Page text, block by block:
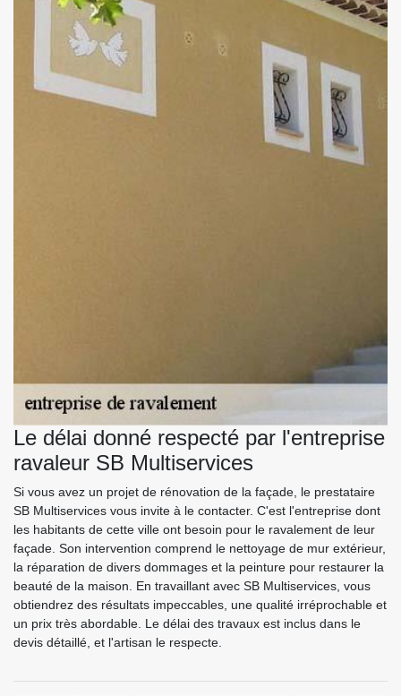
Le délai donné respecté par l'entreprise
ravaleur SB Multiservices
Si vous avez un projet de rénovation de la façade, le prestataire
SB Multiservices vous invite à le contacter. C'est l'entreprise dont
les habitants de cette ville ont besoin pour le ravalement de leur
façade. Son intervention comprend le nettoyage de mur extérieur,
la réparation de divers dommages et la peinture pour restaurer la
beauté de la maison. En travaillant avec SB Multiservices, vous
obtiendrez des résultats impeccables, une qualité irréprochable et
un prix très abordable. Le délai des travaux est inclus dans le
devis détaillé, et l'artisan le respecte.